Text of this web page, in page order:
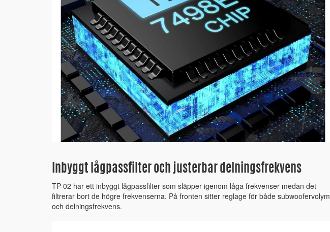
Inbyggt lågpassfilter och justerbar delningsfrekvens
TP-02 har ett inbyggt lågpassfilter som släpper igenom låga frekvenser medan det
filtrerar bort de högre frekvenserna. På fronten sitter reglage för både subwoofervolym
och delningsfrekvens.